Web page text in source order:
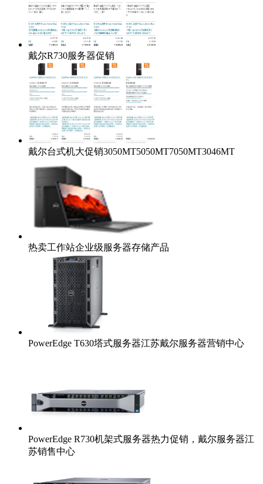
戴尔R730服务器促销
戴尔台式机大促销3050MT5050MT7050MT3046MT
热卖工作站企业级服务器存储产品
PowerEdge T630塔式服务器江苏戴尔服务器营销中心
PowerEdge R730机架式服务器热力促销，戴尔服务器江
苏销售中心